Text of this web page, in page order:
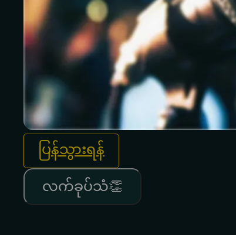
ပြန်သွားရန်
လက်ခုပ်သံ👏